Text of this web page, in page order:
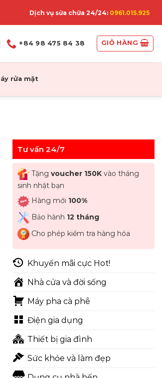
Dịch vụ sửa chữa 24/24: 0961.015.925
+84 98 475 84 38 GIỎ HÀNG
rửa mặt
Tư vấn 24/7
Tặng voucher 150Kvào tháng
sinh nhật bạn
Hàng mới 100%
Bảo hành 12 tháng
Cho phép kiểm tra hàng hóa
Khuyến mãi cực Hot!
Nhà cửa và đời sống
Máy pha cà phê
Điện gia dụng
Thiết bị gia đình
Sức khỏe và làm đẹp